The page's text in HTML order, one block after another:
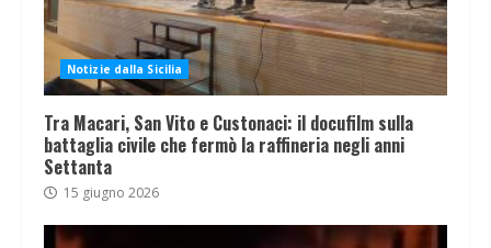
Notizie dalla Sicilia
Tra Macari, San Vito e Custonaci: il docufilm sulla
battaglia civile che fermò la raffineria negli anni
Settanta
15 giugno 2026